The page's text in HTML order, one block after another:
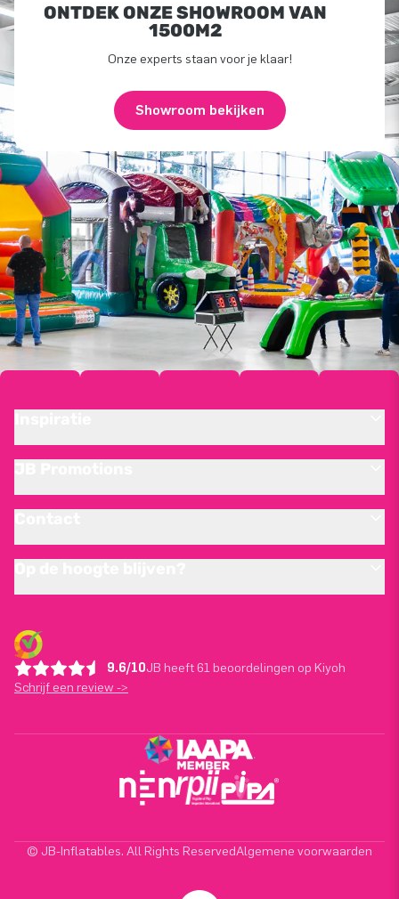
ONTDEK ONZE SHOWROOM VAN
1500M2
Onze experts staan voor je klaar!
Showroom bekijken
9.6/10JB heeft 61 beoordelingen op Kiyoh
Schrijf een review ->
© JB-Inflatables. All Rights ReservedAlgemene voorwaarden